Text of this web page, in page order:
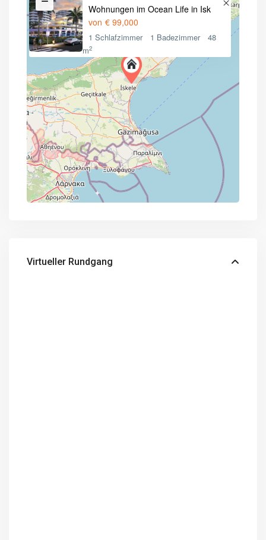
Wohnungen im Ocean Life in Isk
von € 99,000
1 Schlafzimmer 1 Badezimmer
48
m2
Virtueller Rundgang